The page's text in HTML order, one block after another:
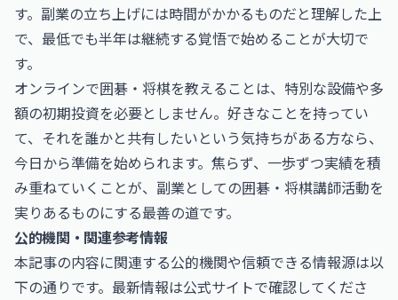
す。副業の立ち上げには時間がかかるものだと理解した上
で、最低でも半年は継続する覚悟で始めることが大切で
す。
オンラインで囲碁・将棋を教えることは、特別な設備や多
額の初期投資を必要としません。好きなことを持ってい
て、それを誰かと共有したいという気持ちがある方なら、
今日から準備を始められます。焦らず、一歩ずつ実績を積
み重ねていくことが、副業としての囲碁・将棋講師活動を
実りあるものにする最善の道です。
公的機関・関連参考情報
本記事の内容に関連する公的機関や信頼できる情報源は以
下の通りです。最新情報は公式サイトで確認してくださ